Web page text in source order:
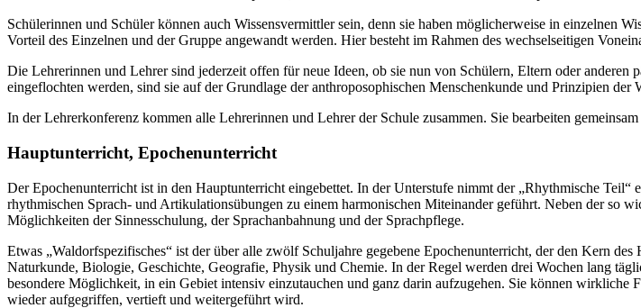
Schülerinnen und Schüler können auch Wissensvermittler sein, denn sie haben möglicherweise in einzelnen
Vorteil des Einzelnen und der Gruppe angewandt werden. Hier besteht im Rahmen des wechselseitigen
Die Lehrerinnen und Lehrer sind jederzeit offen für neue Ideen, ob sie nun von Schülern, Eltern oder
eingeflochten werden, sind sie auf der Grundlage der anthroposophischen Menschenkunde und Prinzipien der
In der Lehrerkonferenz kommen alle Lehrerinnen und Lehrer der Schule zusammen. Sie bearbeiten
Hauptunterricht, Epochenunterricht
Der Epochenunterricht ist in den Hauptunterricht eingebettet. In der Unterstufe nimmt der „Rhythmische
rhythmischen Sprach- und Artikulationsübungen zu einem harmonischen Miteinander geführt. Neben der so
Möglichkeiten der Sinnesschulung, der Sprachanbahnung und der Sprachpflege.
Etwas „Waldorfspezifisches“ ist der über alle zwölf Schuljahre gegebene Epochenunterricht, der den Kern
Naturkunde, Biologie, Geschichte, Geografie, Physik und Chemie. In der Regel werden drei Wochen lang
besondere Möglichkeit, in ein Gebiet intensiv einzutauchen und ganz darin aufzugehen. Sie können
wieder aufgegriffen, vertieft und weitergeführt wird.